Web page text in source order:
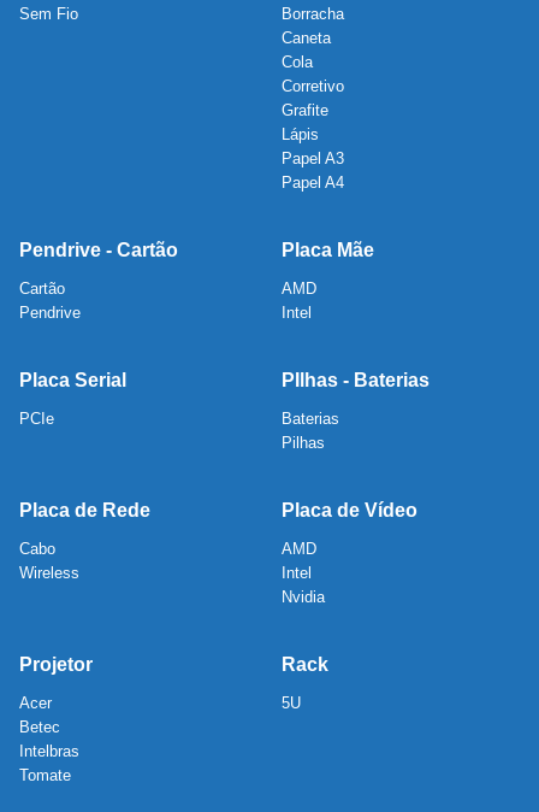
Sem Fio
Borracha
Caneta
Cola
Corretivo
Grafite
Lápis
Papel A3
Papel A4
Pendrive - Cartão
Cartão
Pendrive
Placa Mãe
AMD
Intel
Placa Serial
PCIe
PIlhas - Baterias
Baterias
Pilhas
Placa de Rede
Cabo
Wireless
Placa de Vídeo
AMD
Intel
Nvidia
Projetor
Acer
Betec
Intelbras
Tomate
Rack
5U